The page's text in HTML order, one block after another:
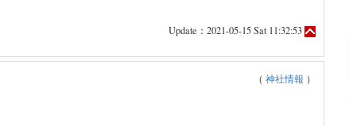
Update：2021-05-15 Sat 11:32:53
（ 神社情報 ）